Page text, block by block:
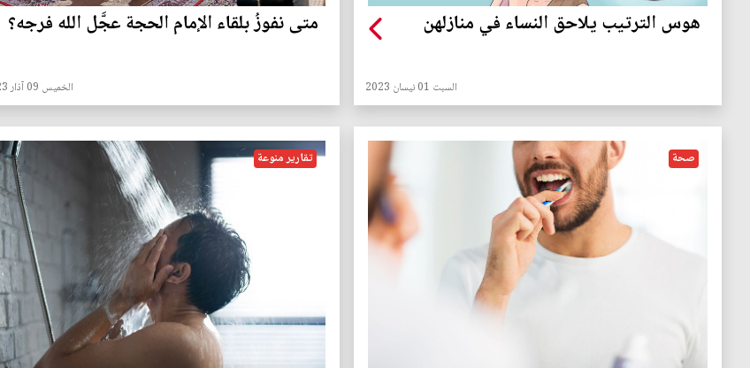
هوس الترتيب يلاحق النساء في منازلهن
السبت 01 نيسان 2023
متى نفوزُ بلقاء الإمام الحجة عجَّل الله فرجه؟
الخميس 09 آذار 2023
صحة تقارير منوعة